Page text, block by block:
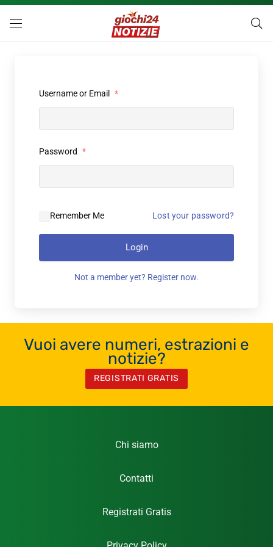
Username or Email *
Password *
Remember Me Lost your password?
Login
Not a member yet? Register now.
Vuoi avere numeri, estrazioni e
notizie?
REGISTRATI GRATIS
Chi siamo
Contatti
Registrati Gratis